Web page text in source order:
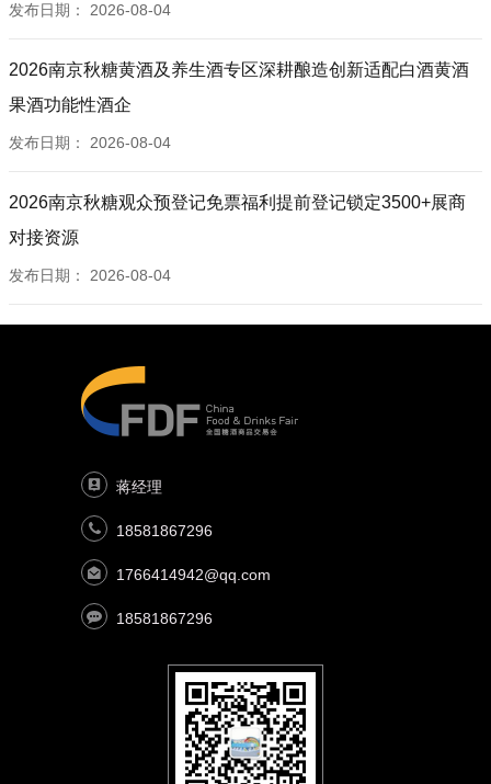
发布日期： 2026-08-04
2026南京秋糖黄酒及养生酒专区深耕酿造创新适配白酒黄酒
果酒功能性酒企
发布日期： 2026-08-04
2026南京秋糖观众预登记免票福利提前登记锁定3500+展商
对接资源
发布日期： 2026-08-04
蒋经理
18581867296
1766414942@qq.com
18581867296